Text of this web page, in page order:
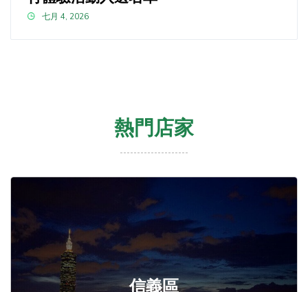
七月 4, 2026
熱門店家
信義區